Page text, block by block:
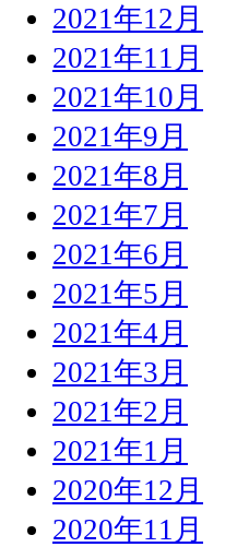
2021年12月
2021年11月
2021年10月
2021年9月
2021年8月
2021年7月
2021年6月
2021年5月
2021年4月
2021年3月
2021年2月
2021年1月
2020年12月
2020年11月